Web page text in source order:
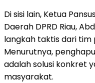
Di sisi lain, Ketua
Daerah DPRD Riau,
langkah taktis dari tim
Menurutnya,
adalah solusi konkret
masyarakat.